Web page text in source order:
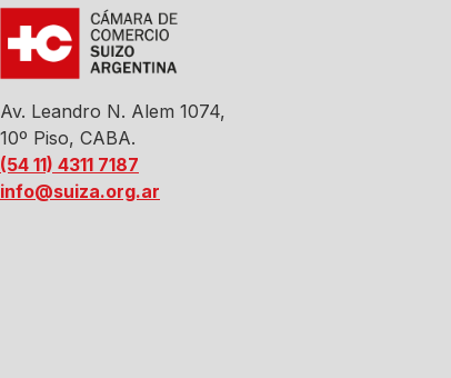
Av. Leandro N. Alem 1074,
10º Piso, CABA.
(54 11) 4311 7187
info@suiza.org.ar